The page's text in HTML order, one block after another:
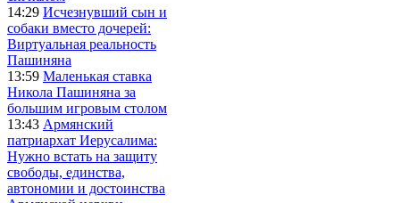
14:29 Исчезнувший сын и
собаки вместо дочерей:
Виртуальная реальность
Пашиняна
13:59 Маленькая ставка
Никола Пашиняна за
большим игровым столом
13:43 Армянский
патриархат Иерусалима:
Нужно встать на защиту
свободы, единства,
автономии и достоинства